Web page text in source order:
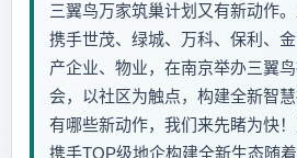
三翼鸟万家筑巢计划又有新动作
携手世茂、绿城、万科、保利、
产企业、物业，在南京举办三翼
会，以社区为触点，构建全新智
有哪些新动作，我们来先睹为快！
携手TOP级地企构建全新生态随